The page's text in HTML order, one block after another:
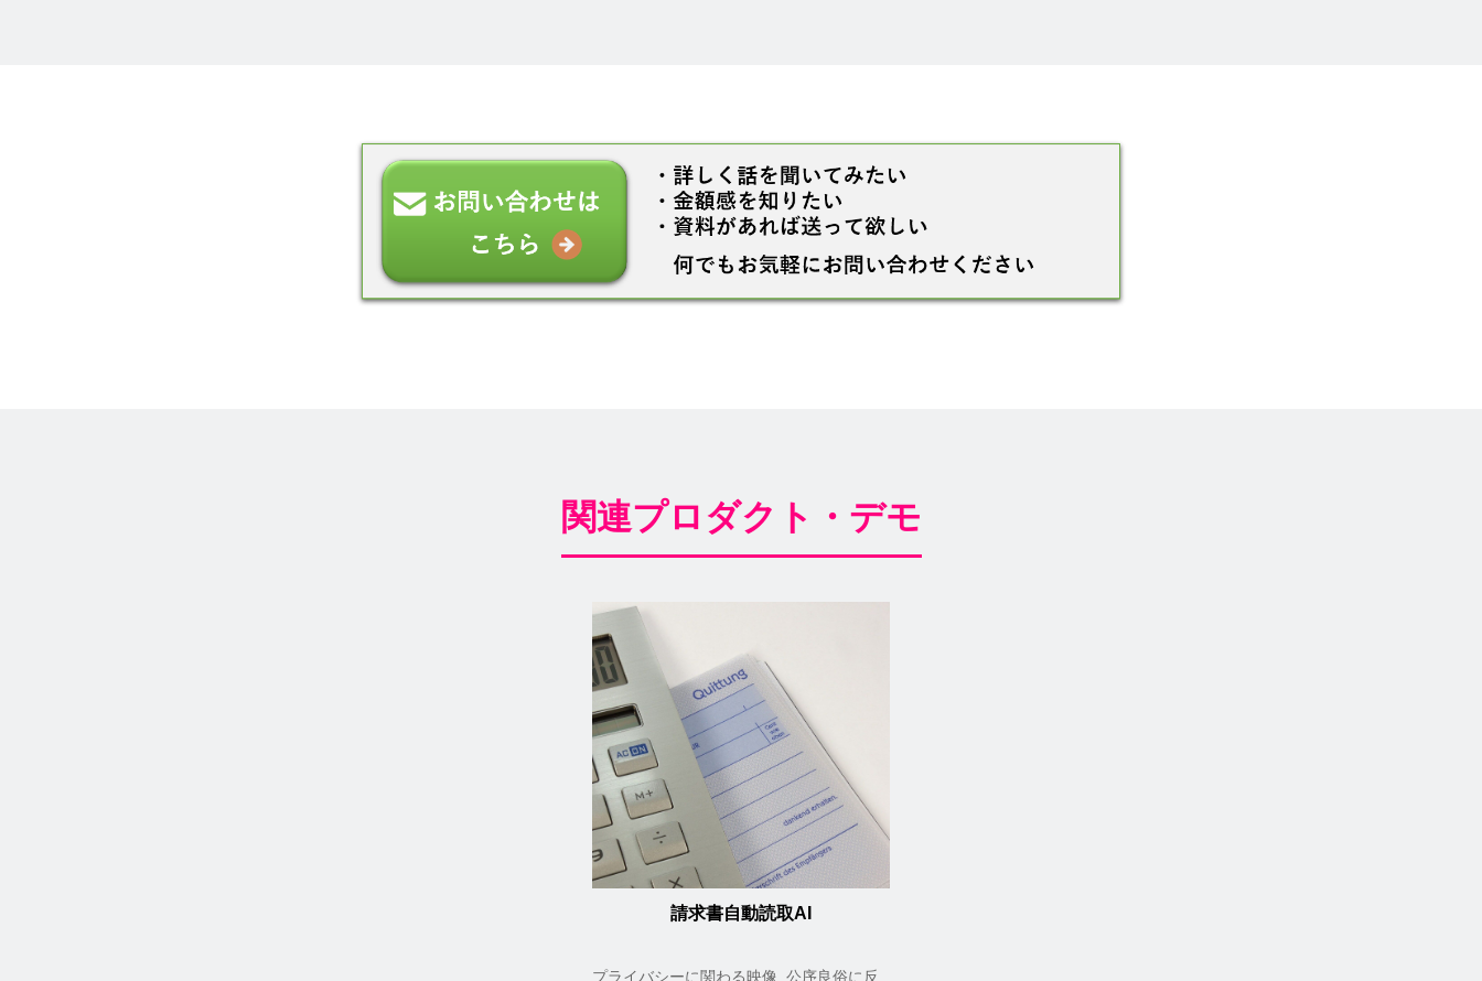
関連プロダクト・デモ
請求書自動読取AI
プライバシーに関わる映像, 公序良俗に反